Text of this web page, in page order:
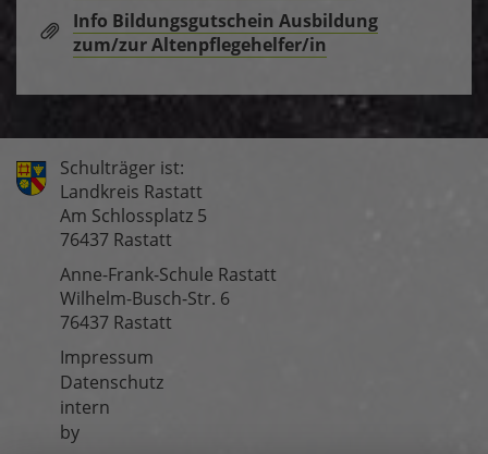
Info Bildungsgutschein Ausbildung
zum/zur Altenpflegehelfer/in
Schulträger ist:
Landkreis Rastatt
Am Schlossplatz 5
76437 Rastatt
Anne-Frank-Schule Rastatt
Wilhelm-Busch-Str. 6
76437 Rastatt
Fußzeilenmenü
Impressum
Datenschutz
intern
by